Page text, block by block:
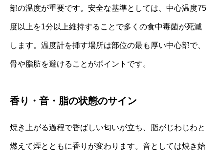
部の温度が重要です。安全な基準としては、中心温度75
度以上を1分以上維持することで多くの食中毒菌が死滅
します。温度計を挿す場所は部位の最も厚い中心部で、
骨や脂肪を避けることがポイントです。
香り・音・脂の状態のサイン
焼き上がる過程で香ばしい匂いが立ち、脂がじわじわと
燃えて煙とともに香りが変わります。音としては焼き始